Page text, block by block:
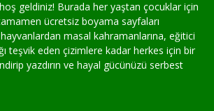
geldiniz! Burada her yaştan çocuklar için
ücretsiz boyama sayfaları
masal kahramanlarına, eğitici
teşvik eden çizimlere kadar herkes için bir
yazdırın ve hayal gücünüzü serbest